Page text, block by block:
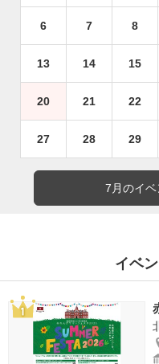
6 7 8
13 14 15
20 21 22
27 28 29
7月のイベ
イベ